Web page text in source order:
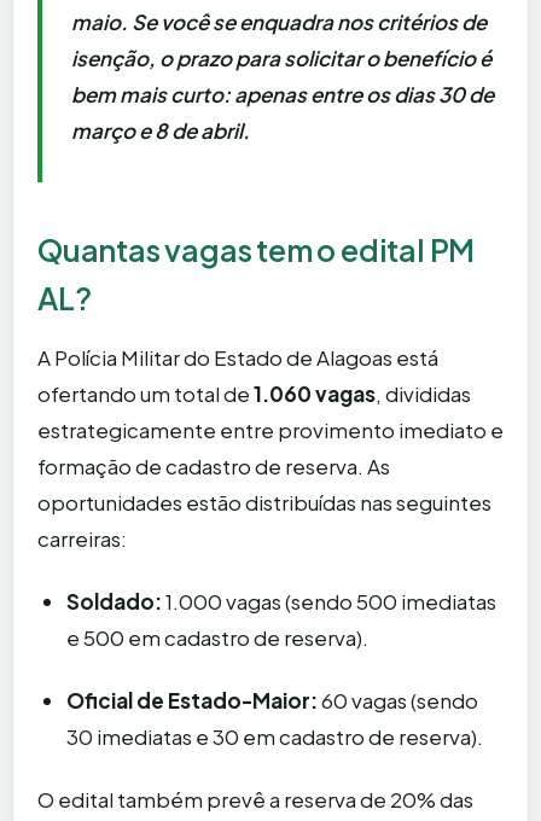
maio. Se você se enquadra nos critérios de
isenção, o prazo para solicitar o benefício é
bem mais curto: apenas entre os dias 30 de
março e 8 de abril.
Quantas vagas tem o edital PM
AL?
A Polícia Militar do Estado de Alagoas está
ofertando um total de1.060 vagas, divididas
estrategicamente entre provimento imediato e
formação de cadastro de reserva. As
oportunidades estão distribuídas nas seguintes
carreiras:
Soldado:1.000 vagas (sendo 500 imediatas
e 500 em cadastro de reserva).
Oficial de Estado-Maior:60 vagas (sendo
30 imediatas e 30 em cadastro de reserva).
O edital também prevê a reserva de 20% das